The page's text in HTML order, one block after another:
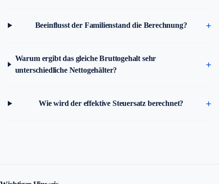
Beeinflusst der Familienstand die Berechnung?
Warum ergibt das gleiche Bruttogehalt sehr
unterschiedliche Nettogehälter?
Wie wird der effektive Steuersatz berechnet?